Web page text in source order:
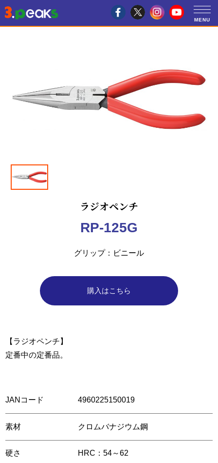
ラジオペンチ
RP-125G
グリップ ビニール
購入はこちら
【ラジオペンチ】
定番中の定番品。
JANコード 4960225150019
素材 クロムバナジウム鋼
硬さ HRC：54～62